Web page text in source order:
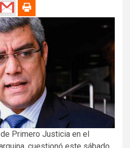
Primero Justicia en el